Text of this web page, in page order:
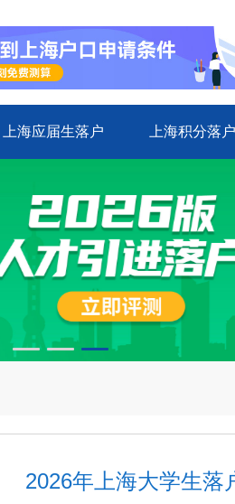
上海应届生落户 上海积分落户
2026年上海大学生落